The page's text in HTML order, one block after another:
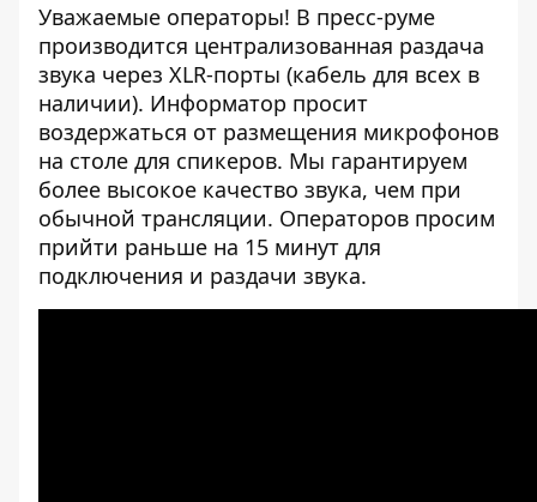
Уважаемые операторы! В пресс-руме
производится централизованная раздача
звука через XLR-порты (кабель для всех в
наличии). Информатор просит
воздержаться от размещения микрофонов
на столе для спикеров. Мы гарантируем
более высокое качество звука, чем при
обычной трансляции. Операторов просим
прийти раньше на 15 минут для
подключения и раздачи звука.